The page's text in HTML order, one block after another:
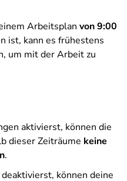
Arbeitsplan von 9:00
ist, kann es frühestens
um mit der Arbeit zu
aktivierst, können die
dieser Zeiträume keine
.
können deine